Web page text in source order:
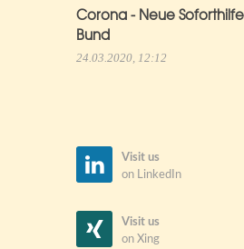
Corona - Neue
Bund
24.03.2020, 12:12
Visit us
on LinkedIn
Visit us
on Xing